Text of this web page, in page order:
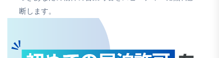
断します。